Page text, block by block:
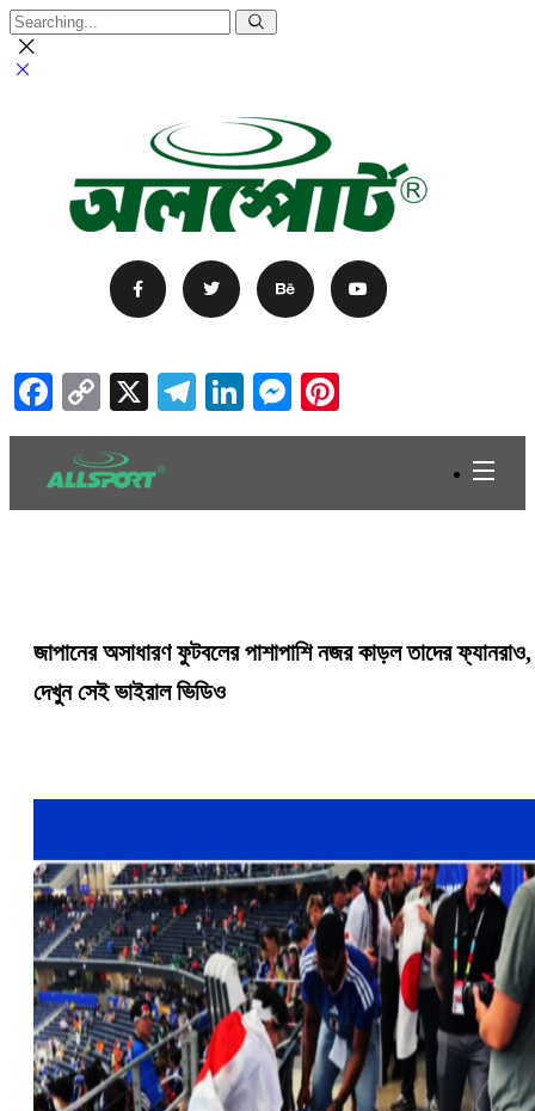
Facebook
Copy
Link
X Telegram
LinkedIn
Messenger
জাপানের অসাধারণ ফুটবলের পাশাপাশি নজর কাড়ল তাদের ফ্যানরাও,
দেখুন সেই ভাইরাল ভিডিও